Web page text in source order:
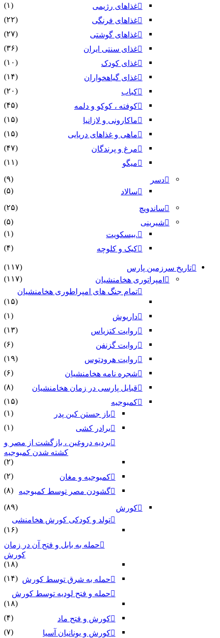
غذاهای رژیمی
(۱)
غذاهای فرنگی
(۲۲)
غذاهای گوشتی
(۲۷)
غذای سنتی ایران
(۳۶)
غذای کودک
(۱۰)
غذای گیاهخواران
(۱۴)
کباب
(۲۰)
کوفته ، کوکو و دلمه
(۴۵)
ماکارونی و لازانیا
(۱۵)
ماهی و غذاهای دریایی
(۱۵)
مرغ و پرندگان
(۴۷)
میگو
(۱۱)
دسر
(۹)
سالاد
(۵)
ساندویچ
(۲۵)
شیرینی
(۵)
.بیسکویت
(۱)
کیک و کلوچه
(۴)
تاریخ سرزمین پارس
(۱۱۷)
امپراتوری هخامنشیان
(۱۱۷)
تمام جنگ های امپراطوری هخامنشیان
(۱۵)
داریوش
(۱)
روایت کتزیاس
(۱۳)
روایت گزنفن
(۶)
روایت هرودتوس
(۱۹)
شجره نامه هخامنشیان
(۶)
قبایل پارسی در زمان هخامنشیان
(۸)
کمبوجیه
(۱۵)
باز جستن کین پدر
(۱)
برادر کشی
(۱)
بردیه دروغین ، بازگشت از مصر و
کشته شدن کمبوجیه
(۲)
کمبوجیه و مغان
(۲)
گشودن مصر توسط کمبوجیه
(۸)
کورش
(۸۹)
تولد و کودکی کورش هخامنشی
(۱۶)
حمله به بابل و فتح آن در زمان
کورش
(۱۸)
حمله به شرق توسط کورش (۱۴)
حمله و فتح لودیه توسط کورش
(۱۸)
کورش و فتح ماد
(۴)
کورش و یونانیان آسیا
(۷)